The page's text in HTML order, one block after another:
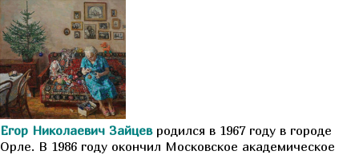
Егор Николаевич Зайцевродился в 1967 году в городе
Орле. В 1986 году окончил Московское академическое